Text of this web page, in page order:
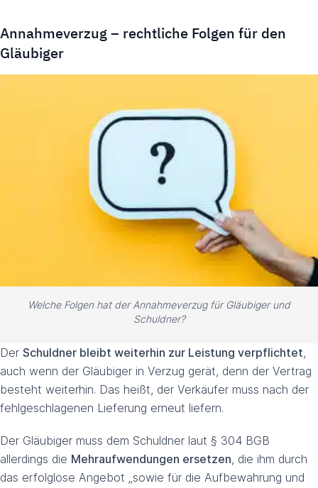
Annahmeverzug – rechtliche Folgen für den
Gläubiger
Welche Folgen hat der Annahmeverzug für Gläubiger und
Schuldner?
Der Schuldner bleibt weiterhin zur Leistung verpflichtet,
auch wenn der Gläubiger in Verzug gerät, denn der Vertrag
besteht weiterhin. Das heißt, der Verkäufer muss nach der
fehlgeschlagenen Lieferung erneut liefern.
Der Gläubiger muss dem Schuldner laut § 304 BGB
allerdings die Mehraufwendungen ersetzen, die ihm durch
das erfolglose Angebot „sowie für die Aufbewahrung und